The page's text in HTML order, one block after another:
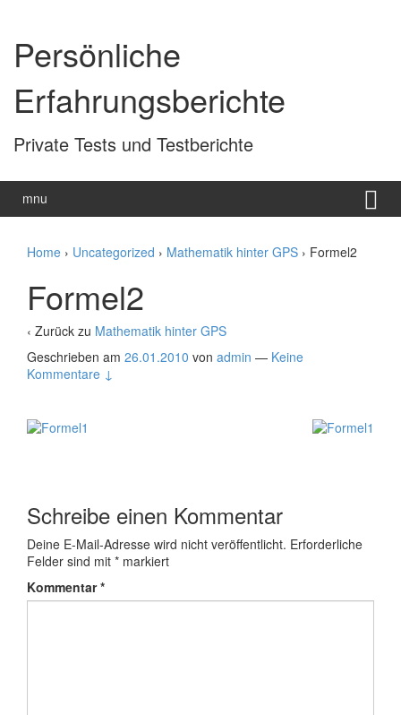
wechseln
springen
Persönliche
Erfahrungsberichte
Private Tests und Testberichte
mnu
Home › Uncategorized › Mathematik hinter GPS › Formel2
Formel2
‹ Zurück zu Mathematik hinter GPS
Geschrieben am 26.01.2010 von admin — Keine
Kommentare ↓
Schreibe einen Kommentar
Deine E-Mail-Adresse wird nicht veröffentlicht. Erforderliche
Felder sind mit * markiert
Kommentar*